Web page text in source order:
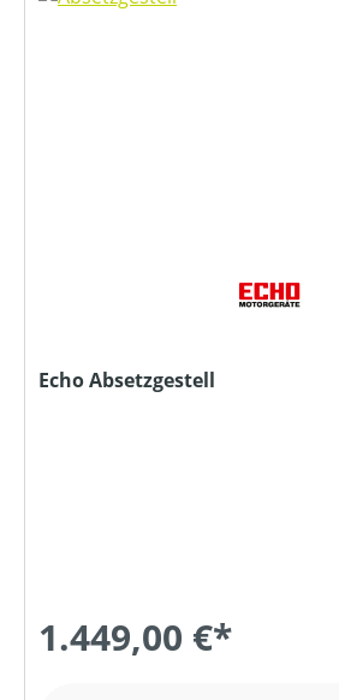
Echo Absetzgestell
1.449,00 €*